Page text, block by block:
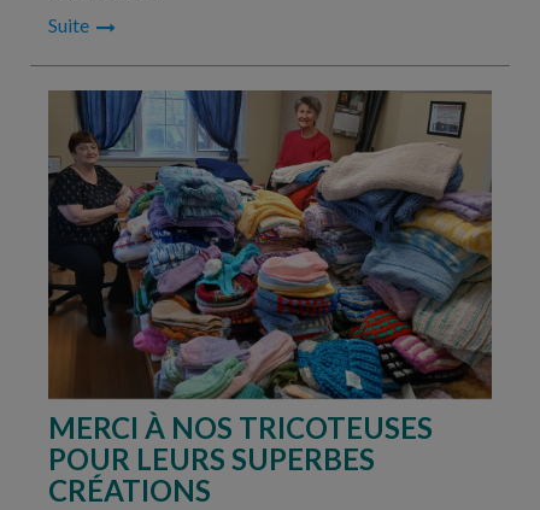
Suite
MERCI À NOS TRICOTEUSES
POUR LEURS SUPERBES
CRÉATIONS